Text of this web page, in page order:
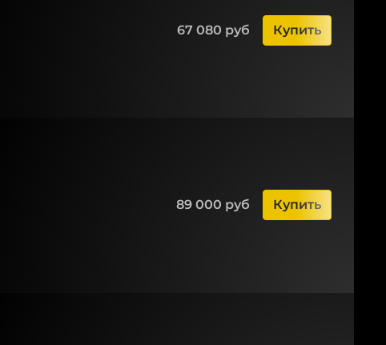
67 080 руб Купить
89 000 руб Купить